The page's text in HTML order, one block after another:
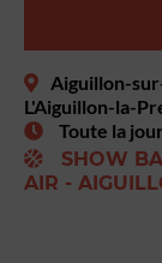
Aiguillon-
L'Aiguillon-la-
Toute la
SHOW
AIR -